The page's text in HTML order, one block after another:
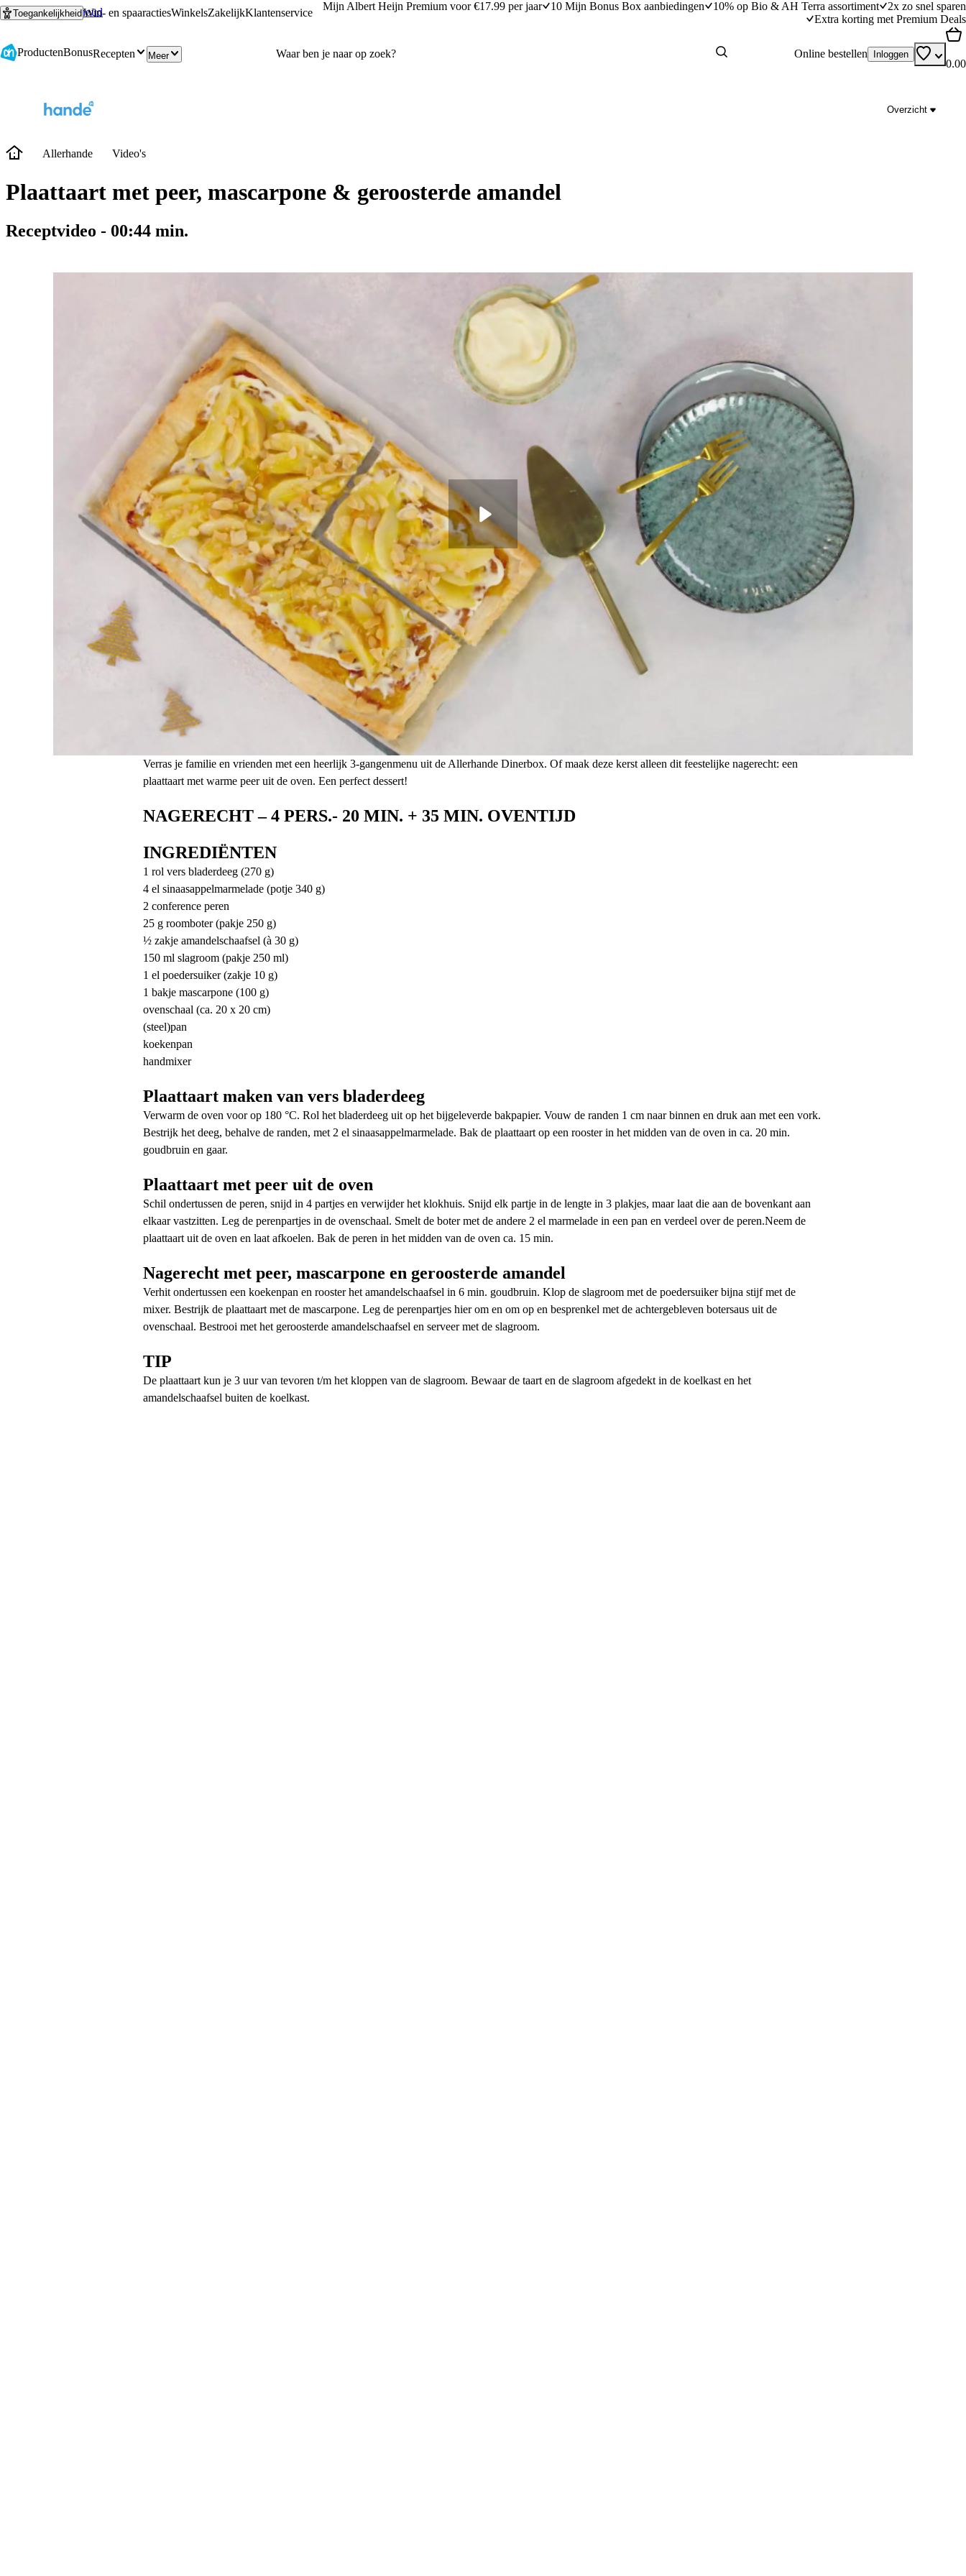
Ga naar hoofdinhoud
Ga naar zoeken
ToegankelijkheidWin- en spaaractiesWinkelsZakelijkKlantenservice
Mijn Albert Heijn Premium voor €17.99 per jaar 10 Mijn Bonus Box aanbiedingen 10% op Bio & AH Terra assortiment
2x zo snel sparen
Extra korting met Premium Deals
ProductenBonusRecepten Meer Online bestellen Inloggen
0.00
Overzicht
Allerhande Video's
Plaattaart met peer, mascarpone & geroosterde amandel
Receptvideo - 00:44 min.
Verras je familie en vrienden met een heerlijk 3-gangenmenu uit de Allerhande Dinerbox. Of maak deze kerst alleen dit feestelijke nagerecht: een
plaattaart met warme peer uit de oven. Een perfect dessert!
NAGERECHT – 4 PERS.- 20 MIN. + 35 MIN. OVENTIJD
INGREDIËNTEN
1 rol vers bladerdeeg (270 g)
4 el sinaasappelmarmelade (potje 340 g)
2 conference peren
25 g roomboter (pakje 250 g)
½ zakje amandelschaafsel (à 30 g)
150 ml slagroom (pakje 250 ml)
1 el poedersuiker (zakje 10 g)
1 bakje mascarpone (100 g)
ovenschaal (ca. 20 x 20 cm)
(steel)pan
koekenpan
handmixer
Plaattaart maken van vers bladerdeeg
Verwarm de oven voor op 180 °C. Rol het bladerdeeg uit op het bijgeleverde bakpapier. Vouw de randen 1 cm naar binnen en druk aan met een vork.
Bestrijk het deeg, behalve de randen, met 2 el sinaasappelmarmelade. Bak de plaattaart op een rooster in het midden van de oven in ca. 20 min.
goudbruin en gaar.
Plaattaart met peer uit de oven
Schil ondertussen de peren, snijd in 4 partjes en verwijder het klokhuis. Snijd elk partje in de lengte in 3 plakjes, maar laat die aan de bovenkant aan
elkaar vastzitten. Leg de perenpartjes in de ovenschaal. Smelt de boter met de andere 2 el marmelade in een pan en verdeel over de peren.Neem de
plaattaart uit de oven en laat afkoelen. Bak de peren in het midden van de oven ca. 15 min.
Nagerecht met peer, mascarpone en geroosterde amandel
Verhit ondertussen een koekenpan en rooster het amandelschaafsel in 6 min. goudbruin. Klop de slagroom met de poedersuiker bijna stijf met de
mixer. Bestrijk de plaattaart met de mascarpone. Leg de perenpartjes hier om en om op en besprenkel met de achtergebleven botersaus uit de
ovenschaal. Bestrooi met het geroosterde amandelschaafsel en serveer met de slagroom.
TIP
De plaattaart kun je 3 uur van tevoren t/m het kloppen van de slagroom. Bewaar de taart en de slagroom afgedekt in de koelkast en het
amandelschaafsel buiten de koelkast.